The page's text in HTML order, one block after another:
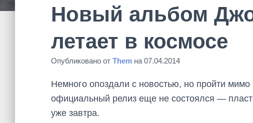
Новый альбом
летает в космосе
Опубликовано от Them на 07.04.2014
Немного опоздали с новостью, но пройти
официальный релиз еще не состоялся —
уже завтра.